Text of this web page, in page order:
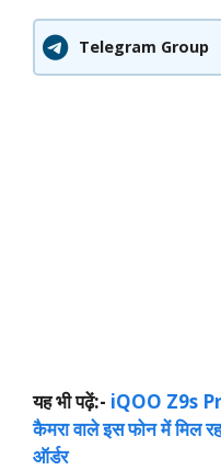
Telegram Group
यह भी पढ़ें:- iQOO Z9s
कैमरा वाले इस फोन में मिल
ऑर्डर